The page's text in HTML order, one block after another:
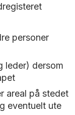
personer
leder) dersom
areal på stedet
eventuelt ute